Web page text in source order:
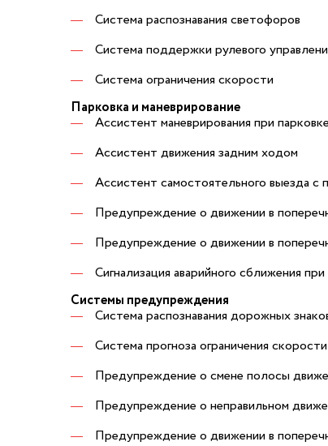
Система распознавания светофоров
Система поддержки рулевого
Система ограничения скорости
Парковка и маневрирование
Ассистент маневрирования при парковке
Ассистент движения задним ходом
Ассистент самостоятельного выезда с
Предупреждение о движении в
Предупреждение о движении в
Сигнализация аварийного сближения
Системы предупреждения
Система распознавания дорожных
Система прогноза ограничения скорости
Предупреждение о смене полосы
Предупреждение о неправильном
Предупреждение о движении в